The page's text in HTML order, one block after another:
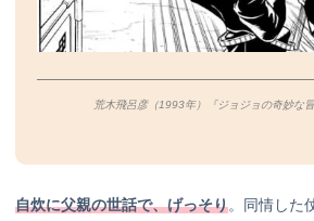
荒木飛呂彦（1993年）『ジョジョの奇妙
自炊に父親の世話で、げっそり。同情した